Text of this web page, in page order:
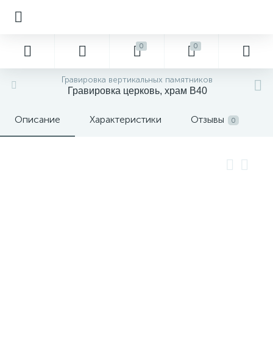
0 0
Гравировка вертикальных памятников
Гравировка церковь, храм В40
Описание Характеристики Отзывы 0